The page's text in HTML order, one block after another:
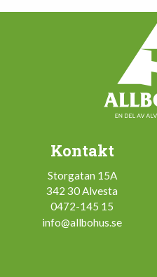
Kontakt
Storgatan 15A
342 30 Alvesta
0472-145 15
info@allbohus.se